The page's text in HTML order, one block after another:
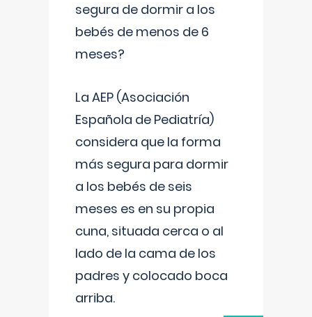
segura de dormir a los
bebés de menos de 6
meses?
La AEP (Asociación
Española de Pediatría)
considera que la forma
más segura para dormir
a los bebés de seis
meses es en su propia
cuna, situada cerca o al
lado de la cama de los
padres y colocado boca
arriba.